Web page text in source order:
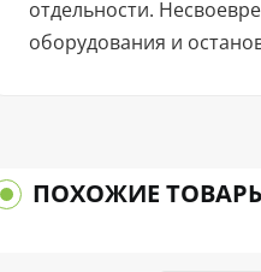
отдельности.
оборудования и
ПОХОЖИЕ